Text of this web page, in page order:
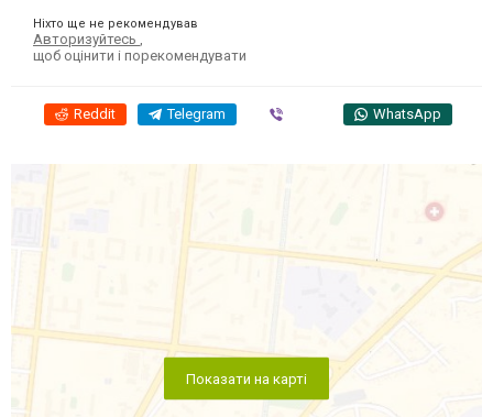
Ніхто ще не рекомендував
Авторизуйтесь
щоб оцінити і порекомендувати
Reddit Telegram WhatsApp
Показати на карті